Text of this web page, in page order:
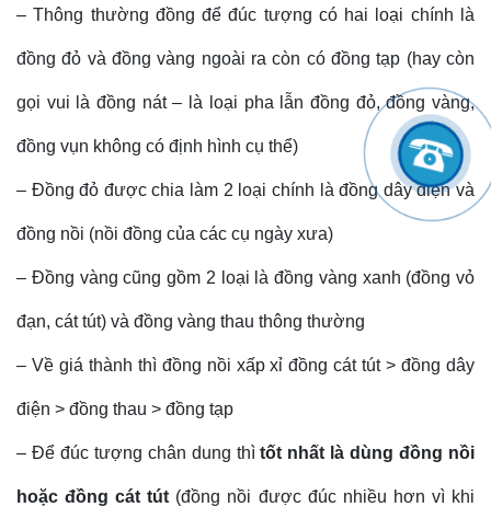
– Thông thường đồng để đúc tượng có hai loại chính là
đồng đỏ và đồng vàng ngoài ra còn có đồng tạp (hay còn
gọi vui là đồng nát – là loại pha lẫn đồng đỏ, đồng vàng,
đồng vụn không có định hình cụ thể)
– Đồng đỏ được chia làm 2 loại chính là đồng dây điện và
đồng nồi (nồi đồng của các cụ ngày xưa)
– Đồng vàng cũng gồm 2 loại là đồng vàng xanh (đồng vỏ
đạn, cát tút) và đồng vàng thau thông thường
– Về giá thành thì đồng nồi xấp xỉ đồng cát tút > đồng dây
điện > đồng thau > đồng tạp
– Để đúc tượng chân dung thìtốt nhất là dùng đồng nồi
hoặc đồng cát tút (đồng nồi được đúc nhiều hơn vì khi